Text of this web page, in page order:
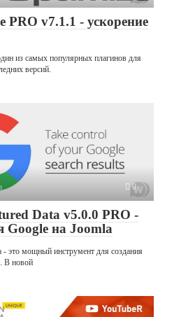
PRO v7.1.1 - ускорение
из самых популярных плагинов для
версий.
0
Data v5.0.0 PRO -
Google на Joomla
- это мощный инструмент для создания
В новой